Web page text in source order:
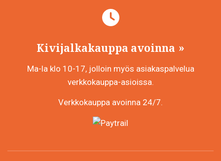
Kivijalkakauppa avoinna
Ma-la klo 10-17, jolloin myös asiakaspalvelua
verkkokauppa-asioissa.
Verkkokauppa avoinna 24/7.